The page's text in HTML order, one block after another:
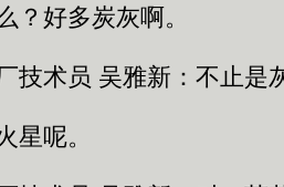
好多炭灰啊。
术员 吴雅新：不止是
呢。